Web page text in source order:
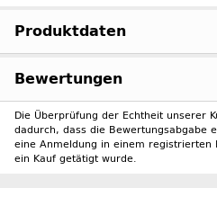
Produktdaten
Bewertungen
Die Überprüfung der Echtheit unserer
dadurch, dass die Bewertungsabgabe
eine Anmeldung in einem registrierten
ein Kauf getätigt wurde.